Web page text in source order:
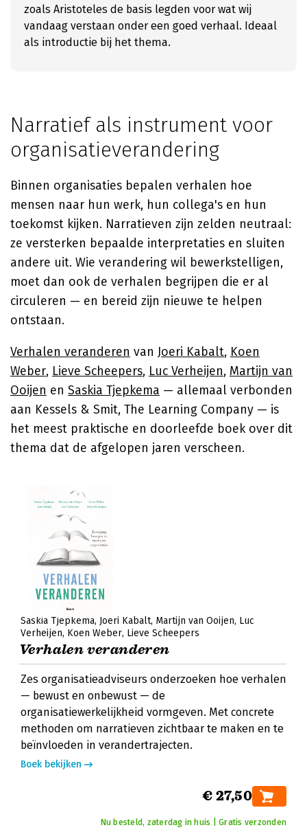
zoals Aristoteles de basis legden voor wat wij
vandaag verstaan onder een goed verhaal. Ideaal
als introductie bij het thema.
Narratief als instrument voor
organisatieverandering
Binnen organisaties bepalen verhalen hoe
mensen naar hun werk, hun collega's en hun
toekomst kijken. Narratieven zijn zelden neutraal:
ze versterken bepaalde interpretaties en sluiten
andere uit. Wie verandering wil bewerkstelligen,
moet dan ook de verhalen begrijpen die er al
circuleren — en bereid zijn nieuwe te helpen
ontstaan.
Verhalen veranderen van Joeri Kabalt, Koen
Weber, Lieve Scheepers, Luc Verheijen, Martijn van
Ooijen en Saskia Tjepkema — allemaal verbonden
aan Kessels & Smit, The Learning Company — is
het meest praktische en doorleefde boek over dit
thema dat de afgelopen jaren verscheen.
Saskia Tjepkema Joeri Kabalt Martijn van Ooijen Luc
Verheijen Koen Weber Lieve Scheepers
Verhalen veranderen
Zes organisatieadviseurs onderzoeken hoe verhalen
— bewust en onbewust — de
organisatiewerkelijkheid vormgeven. Met concrete
methoden om narratieven zichtbaar te maken en te
beïnvloeden in verandertrajecten.
Boek bekijken
€ 27,50
Nu besteld, zaterdag in huis | Gratis verzonden